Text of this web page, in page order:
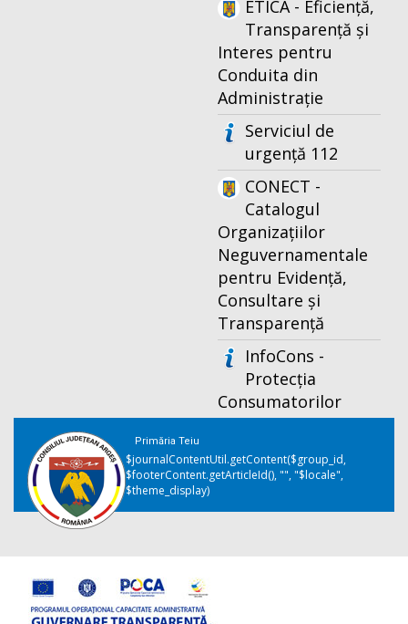
ETICA - Eficiență,
Transparență și
Interes pentru
Conduita din
Administrație
Serviciul de
urgență 112
CONECT -
Catalogul
Organizațiilor
Neguvernamentale
pentru Evidență,
Consultare și
Transparență
InfoCons -
Protecția
Consumatorilor
Primăria Teiu
$journalContentUtil.getContent($group_id,
$footerContent.getArticleId(), "", "$locale",
$theme_display)